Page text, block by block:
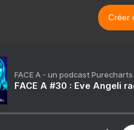
Créer
FACE A - un podcast Purecharts
FACE A #30 : Eve Angeli